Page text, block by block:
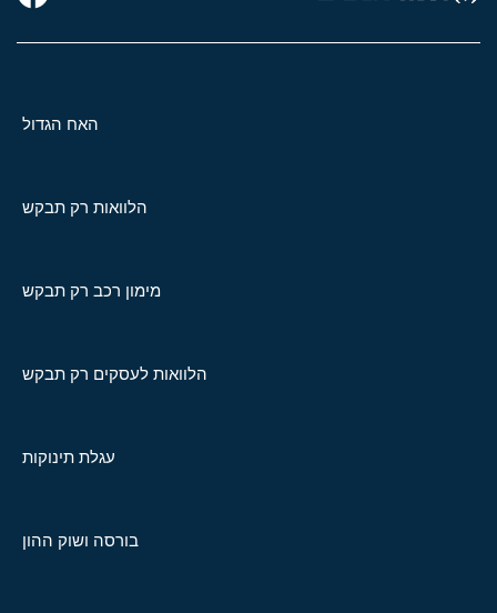
האח הגדול
הלוואות רק תבקש
מימון רכב רק תבקש
הלוואות לעסקים רק תבקש
עגלת תינוקות
בורסה ושוק ההון